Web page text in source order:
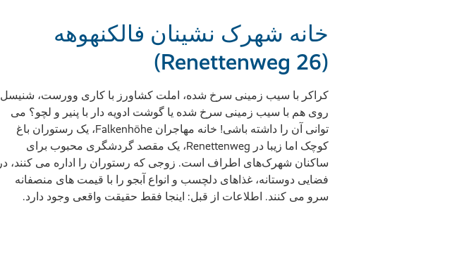
خانه شهرک نشینان فالکنهوهه
(Renettenweg 26)
کراکر با سیب زمینی سرخ شده، املت کشاورز با کاری وورست، شنیسل
روی هم با سیب زمینی سرخ شده یا گوشت ادویه دار با پنیر و لچو؟ می
توانی آن را داشته باشی! خانه مهاجران Falkenhöhe، یک رستوران باغ
کوچک اما زیبا در Renettenweg، یک مقصد گردشگری محبوب برای
ساکنان شهرک‌های اطراف است. زوجی که رستوران را اداره می کنند، در
فضایی دوستانه، غذاهای دلچسب و انواع آبجو را با قیمت های منصفانه
سرو می کنند. اطلاعات از قبل: اینجا فقط حقیقت واقعی وجود دارد.